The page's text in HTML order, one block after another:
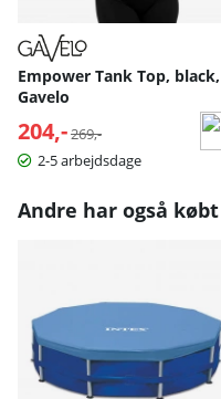
Empower Tank Top, black,
Gavelo
204,- Normalpris:
269,-
2-5 arbejdsdage
Andre har også købt